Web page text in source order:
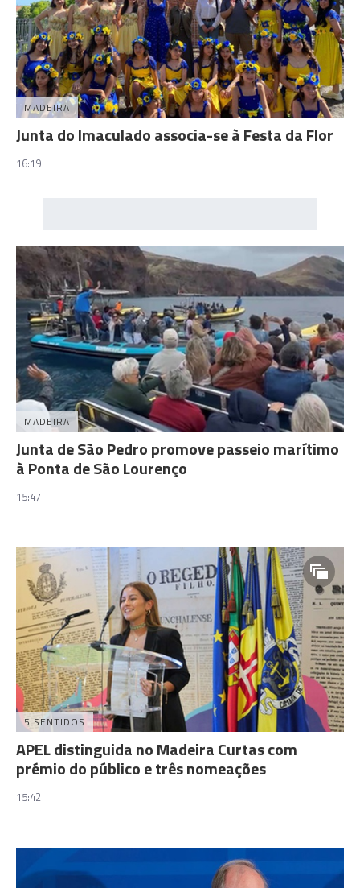
MADEIRA
Junta do Imaculado associa-se à Festa da Flor
16:19
MADEIRA
Junta de São Pedro promove passeio marítimo
à Ponta de São Lourenço
15:47
5 SENTIDOS
APEL distinguida no Madeira Curtas com
prémio do público e três nomeações
15:42